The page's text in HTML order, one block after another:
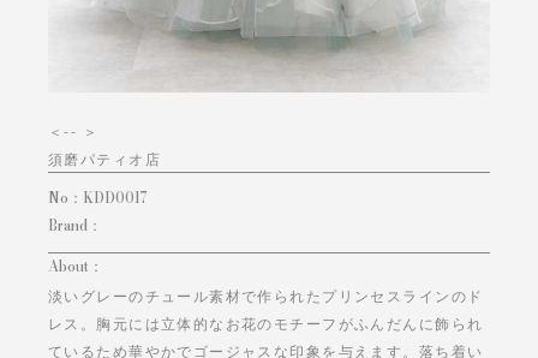
＜-- ＞
須磨パティオ店
No： KDD0017
Brand：
About：
淡いグレーのチュール素材で作られたプリンセスラインのド
レス。胸元には立体的なお花のモチーフがふんだんに飾られ
ているため華やかでゴージャスな印象を与えます。落ち着い